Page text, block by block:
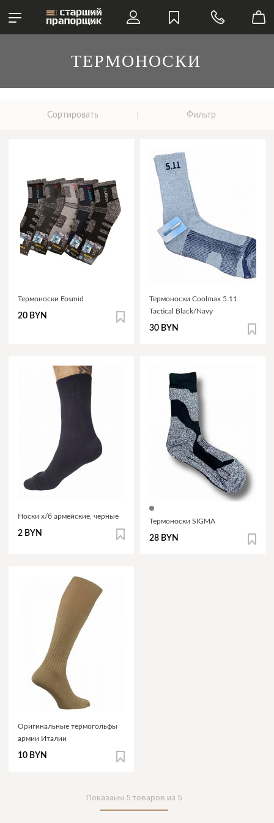
ТЕРМОНОСКИ
Сортировать Фильтр
Термоноски Fosmid
20 BYN
Термоноски Coolmax 5.11
Tactical Black/Navy
30 BYN
Носки х/б армейские, черные
2 BYN
Термоноски SIGMA
28 BYN
Оригинальные термогольфы
армии Италии
10 BYN
Показаны 5 товаров из 5